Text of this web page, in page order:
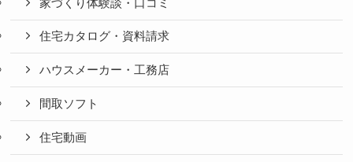
家づくり体験談・口コミ
住宅カタログ・資料請求
ハウスメーカー・工務店
間取ソフト
住宅動画